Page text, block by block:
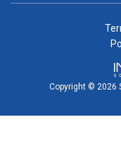
Copyright © 2026